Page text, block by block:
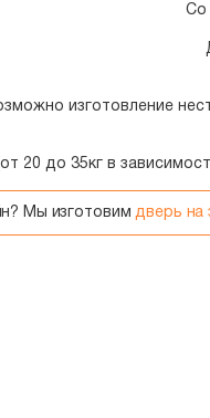
Со
изготовление
20 до 35кг в
Мы изготовимдверь на